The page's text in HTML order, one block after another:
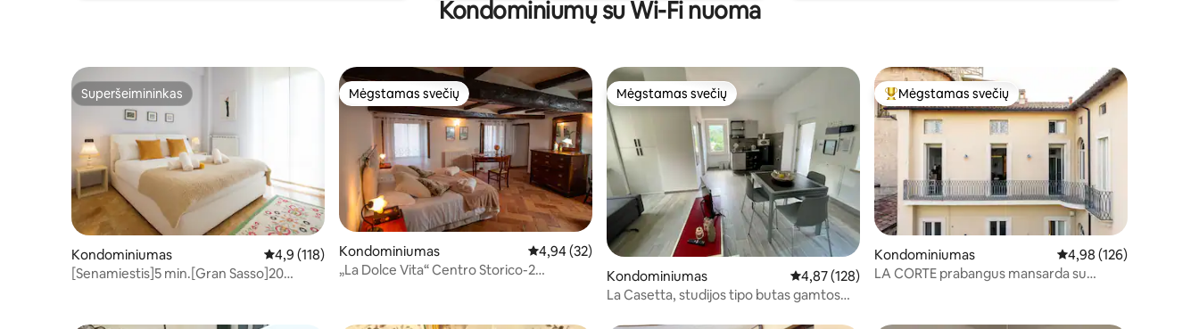
Kondominiumų su Wi-Fi nuoma
Superšeimininkas
Superšeimininkas
Kondominiumas Vidutinis įvertinimas: 4,9 iš 5, atsiliepimų: 118
4,9 (118)
[Senamiestis]5 min.[Gran Sasso]20
Mėgstamas svečių
Mėgstamas svečių
Kondominiumas Vidutinis įvertinimas: 4,94 iš 5, atsiliepimų: 32
4,94 (32)
„La Dolce Vita“ Centro Storico-2
Mėgstamas svečių
Mėgstamas svečių
Kondominiumas Vidutinis įvertinimas: 4,87 iš 5, atsiliepimų: 128
4,87 (128)
La Casetta, studijos tipo butas gamtos
Svečių mėgstamiausias
Mėgstamas svečių
Kondominiumas Vidutinis įvertinimas:
4,98 (126)
LA CORTE prabangus mansarda su